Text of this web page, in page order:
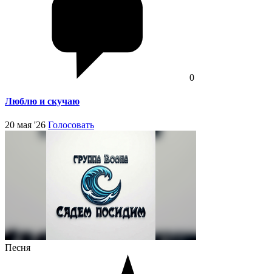
0
Люблю и скучаю
20 мая '26 Голосовать
Песня